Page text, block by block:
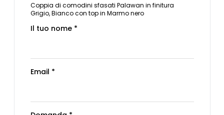
Coppia di comodini sfasati Palawan in finitura
Grigio, Bianco con top in Marmo nero
Il tuo nome *
Email *